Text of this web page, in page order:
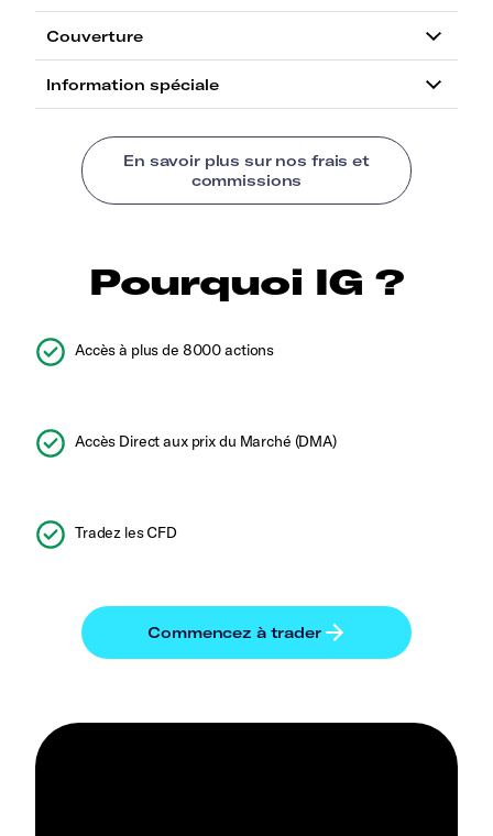
Pourquoi IG ?
Accès à plus de 8000 actions
Accès Direct aux prix du Marché (DMA)
Tradez les CFD